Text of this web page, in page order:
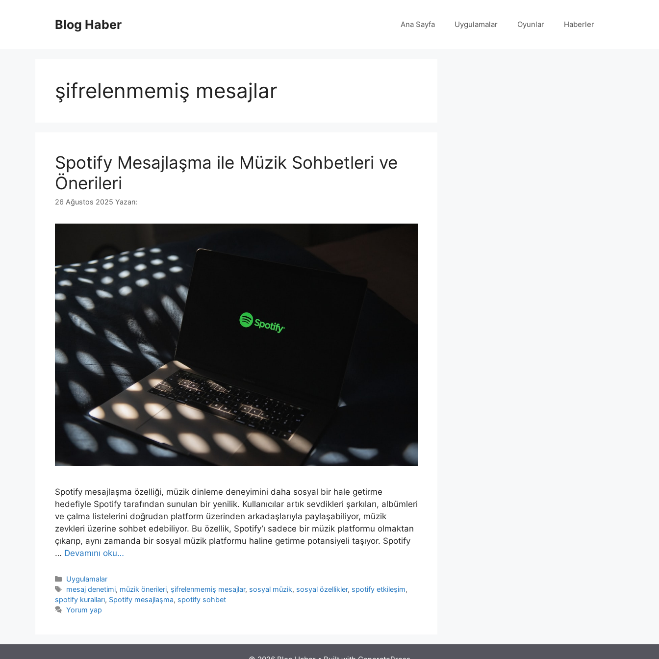
Blog Haber Ana Sayfa Uygulamalar Oyunlar Haberler
şifrelenmemiş mesajlar
Spotify Mesajlaşma ile Müzik Sohbetleri ve
Önerileri
26 Ağustos 2025 Yazarı:
Spotify mesajlaşma özelliği, müzik dinleme deneyimini daha sosyal bir hale getirme
hedefiyle Spotify tarafından sunulan bir yenilik. Kullanıcılar artık sevdikleri şarkıları, albümleri
ve çalma listelerini doğrudan platform üzerinden arkadaşlarıyla paylaşabiliyor, müzik
zevkleri üzerine sohbet edebiliyor. Bu özellik, Spotify’ı sadece bir müzik platformu olmaktan
çıkarıp, aynı zamanda bir sosyal müzik platformu haline getirme potansiyeli taşıyor. Spotify
… Devamını oku…
Kategoriler
Uygulamalar
Etiketler
mesaj denetimi, müzik önerileri, şifrelenmemiş mesajlar, sosyal müzik, sosyal özellikler, spotify etkileşim,
spotify kuralları, Spotify mesajlaşma, spotify sohbet
Yorum yap